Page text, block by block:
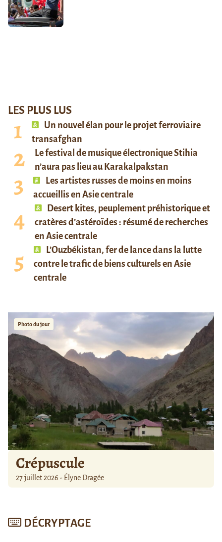
LES PLUS LUS
Un nouvel élan pour le projet ferroviaire
transafghan
Le festival de musique électronique Stihia
n’aura pas lieu au Karakalpakstan
Les artistes russes de moins en moins
accueillis en Asie centrale
Desert kites, peuplement préhistorique et
cratères d’astéroïdes : résumé de recherches
en Asie centrale
L’Ouzbékistan, fer de lance dans la lutte
contre le trafic de biens culturels en Asie
centrale
Photo du jour
Crépuscule
27 juillet 2026 - Élyne Dragée
DÉCRYPTAGE